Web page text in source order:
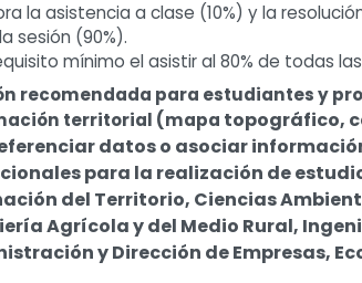
la asistencia a clase (10%) y la
sesión (90%).
mínimo el asistir al 80% de todas
recomendada para estudiantes y
territorial (mapa topográfico,
datos o asociar
para la realización de
del Territorio, Ciencias
Agrícola y del Medio Rural,
y Dirección de Empresas,